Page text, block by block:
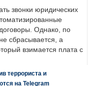
звонки юридических
Однако, по
сбрасывается, а
взимается плата с
террориста и
на Telegram